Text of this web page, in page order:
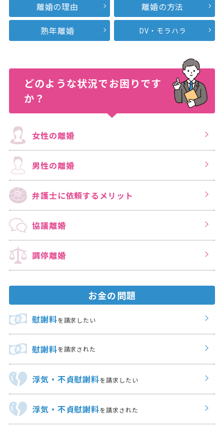
離婚の理由
離婚の方法
熟年離婚
DV・モラハラ
どのような状況でお困りです
か？
女性の離婚
男性の離婚
弁護士に依頼するメリット
協議離婚
調停離婚
お金の問題
慰謝料を請求したい
慰謝料を請求された
浮気・不貞慰謝料を請求したい
浮気・不貞慰謝料を請求された